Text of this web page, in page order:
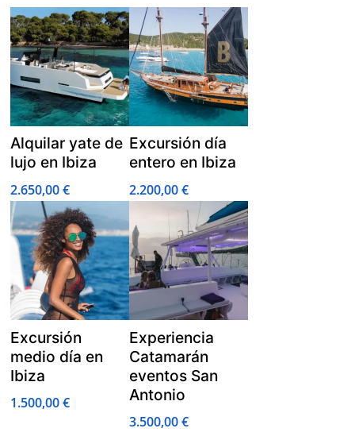
Alquilar yate de
lujo en Ibiza
2.650,00€
Excursión día
entero en Ibiza
2.200,00€
Excursión
medio día en
Ibiza
1.500,00€
Experiencia
Catamarán
eventos San
Antonio
3.500,00€